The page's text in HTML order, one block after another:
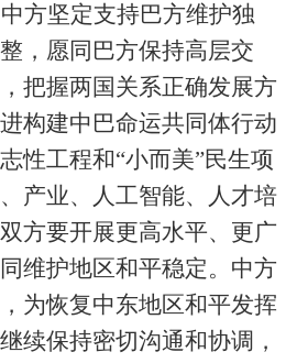
方坚定支持巴方维护独
，愿同巴方保持高层交
把握两国关系正确发展方
构建中巴命运共同体行动
性工程和“小而美”民生项
产业、人工智能、人才培
方要开展更高水平、更广
维护地区和平稳定。中方
为恢复中东地区和平发挥
续保持密切沟通和协调，